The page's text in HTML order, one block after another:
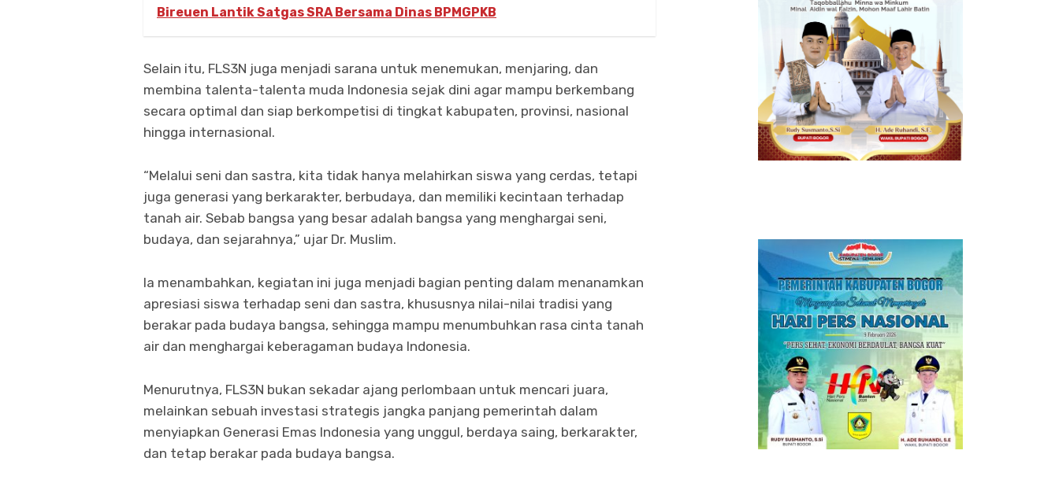
Bireuen Lantik Satgas SRA Bersama Dinas BPMGPKB
Selain itu, FLS3N juga menjadi sarana untuk menemukan, menjaring, dan
membina talenta-talenta muda Indonesia sejak dini agar mampu berkembang
secara optimal dan siap berkompetisi di tingkat kabupaten, provinsi, nasional
hingga internasional.
“Melalui seni dan sastra, kita tidak hanya melahirkan siswa yang cerdas, tetapi
juga generasi yang berkarakter, berbudaya, dan memiliki kecintaan terhadap
tanah air. Sebab bangsa yang besar adalah bangsa yang menghargai seni,
budaya, dan sejarahnya,” ujar Dr. Muslim.
Ia menambahkan, kegiatan ini juga menjadi bagian penting dalam menanamkan
apresiasi siswa terhadap seni dan sastra, khususnya nilai-nilai tradisi yang
berakar pada budaya bangsa, sehingga mampu menumbuhkan rasa cinta tanah
air dan menghargai keberagaman budaya Indonesia.
Menurutnya, FLS3N bukan sekadar ajang perlombaan untuk mencari juara,
melainkan sebuah investasi strategis jangka panjang pemerintah dalam
menyiapkan Generasi Emas Indonesia yang unggul, berdaya saing, berkarakter,
dan tetap berakar pada budaya bangsa.